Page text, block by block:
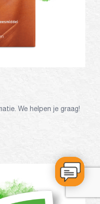
We helpen je graag!